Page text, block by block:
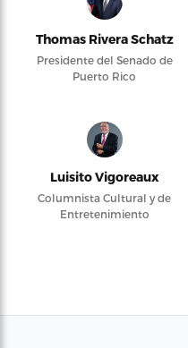
Thomas Rivera Schatz
Presidente del Senado de
Puerto Rico
Luisito Vigoreaux
Columnista Cultural y de
Entretenimiento